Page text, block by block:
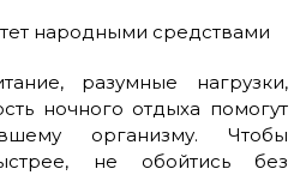
разумные нагрузки,
ночного отдыха помогут
организму. Чтобы
не обойтись без